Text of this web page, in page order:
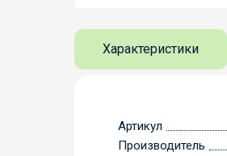
Характеристики
Артикул
Производитель